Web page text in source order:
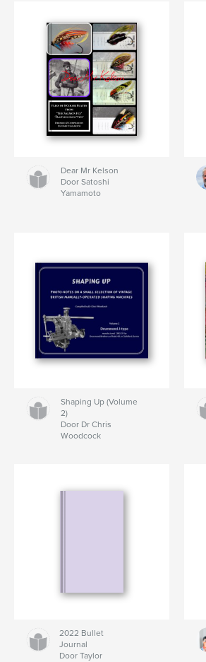
Dear Mr Kelson
Door Satoshi
Yamamoto
Shaping Up (Volume
2)
Door Dr Chris
Woodcock
2022 Bullet
Journal
Door Taylor